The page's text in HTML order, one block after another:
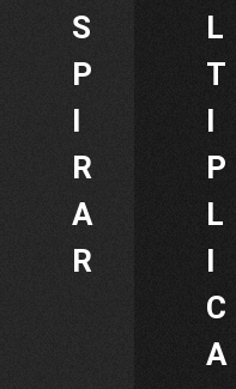
S
P
I
R
A
R
L
T
I
P
L
I
C
A